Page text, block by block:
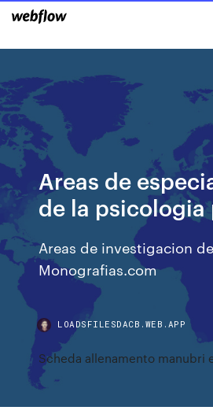
Areas de
de la psicologia
Areas de investigacion
Monografias.com
LOADSFILESDACB.WEB.APP
Scheda allenamento manubri